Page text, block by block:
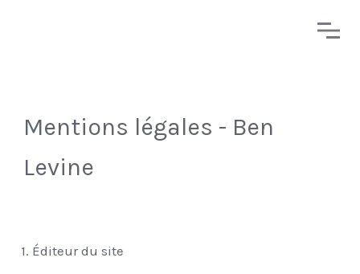
Mentions légales - Ben
Levine
1. Éditeur du site